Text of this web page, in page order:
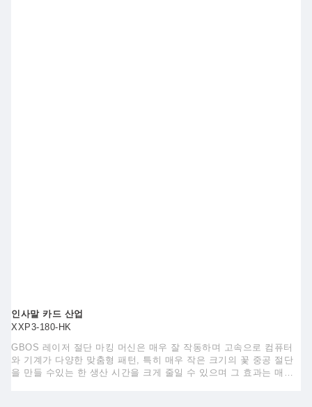
인사말 카드 산업
XXP3-180-HK
GBOS 레이저 절단 마킹 머신은 매우 잘 작동하며 고속으로 컴퓨터
와 기계가 다양한 맞춤형 패턴, 특히 매우 작은 크기의 꽃 중공 절단
을 만들 수있는 한 생산 시간을 크게 줄일 수 있으며 그 효과는 매우